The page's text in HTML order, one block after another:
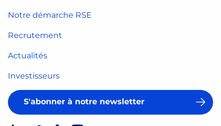
Notre démarche RSE
Recrutement
Actualités
Investisseurs
S'abonner à notre newsletter